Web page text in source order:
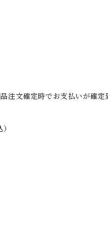
注文確定時でお支払いが確定